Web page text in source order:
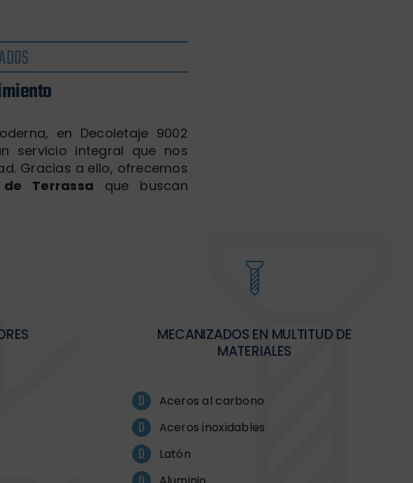
en Decoletaje 9002
servicio integral que nos
Gracias a ello, ofrecemos
Terrassa que buscan
MECANIZADOS EN MULTITUD DE
MATERIALES
Aceros al carbono
Aceros inoxidables
Latón